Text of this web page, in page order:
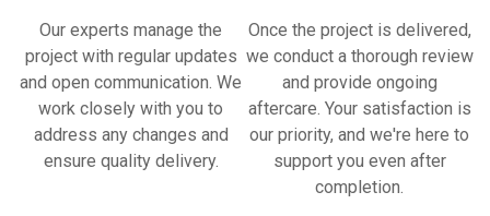
Our experts manage the
project with regular updates
and open communication. We
work closely with you to
address any changes and
ensure quality delivery.
Once the project is delivered,
we conduct a thorough review
and provide ongoing
aftercare. Your satisfaction is
our priority, and we're here to
support you even after
completion.